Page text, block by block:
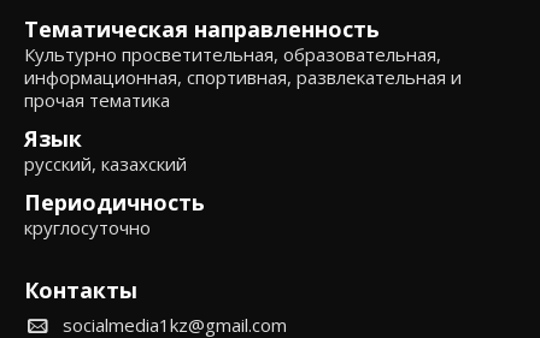
Тематическая направленность
Культурно просветительная, образовательная,
информационная, спортивная, развлекательная и
прочая тематика
Язык
русский, казахский
Периодичность
круглосуточно
Контакты
socialmedia1kz@gmail.com